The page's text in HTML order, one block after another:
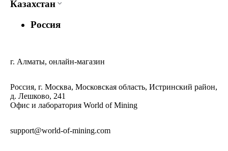
Казахстан
Россия
г. Алматы, онлайн-магазин
Россия, г. Москва, Московская область, Истринский район,
д. Лешково, 241
Офис и лаборатория World of Mining
support@world-of-mining.com